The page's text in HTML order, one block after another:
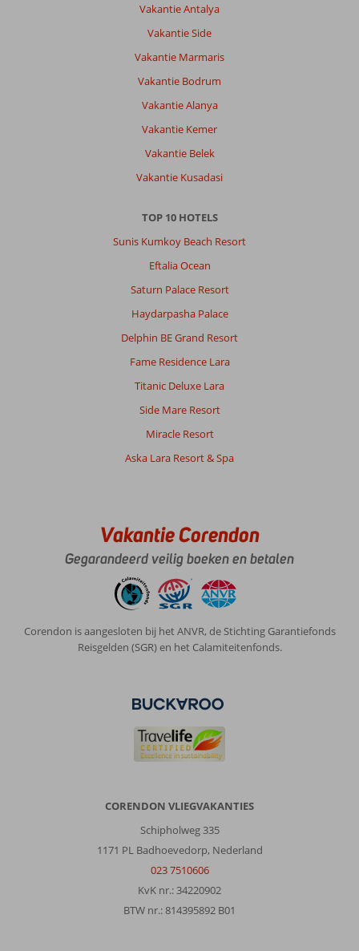
Vakantie Antalya
Vakantie Side
Vakantie Marmaris
Vakantie Bodrum
Vakantie Alanya
Vakantie Kemer
Vakantie Belek
Vakantie Kusadasi
TOP 10 HOTELS
Sunis Kumkoy Beach Resort
Eftalia Ocean
Saturn Palace Resort
Haydarpasha Palace
Delphin BE Grand Resort
Fame Residence Lara
Titanic Deluxe Lara
Side Mare Resort
Miracle Resort
Aska Lara Resort & Spa
Vakantie Corendon
Gegarandeerd veilig boeken en betalen
Corendon is aangesloten bij het ANVR, de Stichting Garantiefonds
Reisgelden (SGR) en het Calamiteitenfonds.
CORENDON VLIEGVAKANTIES
Schipholweg 335
1171 PL Badhoevedorp, Nederland
023 7510606
KvK nr.: 34220902
BTW nr.: 814395892 B01